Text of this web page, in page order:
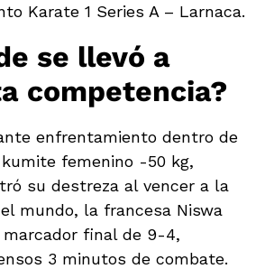
Karate 1 Series A – Larnaca.
se llevó a
competencia?
enfrentamiento dentro de
femenino -50 kg,
su destreza al vencer a la
mundo, la francesa Niswa
final de 9-4,
3 minutos de combate.